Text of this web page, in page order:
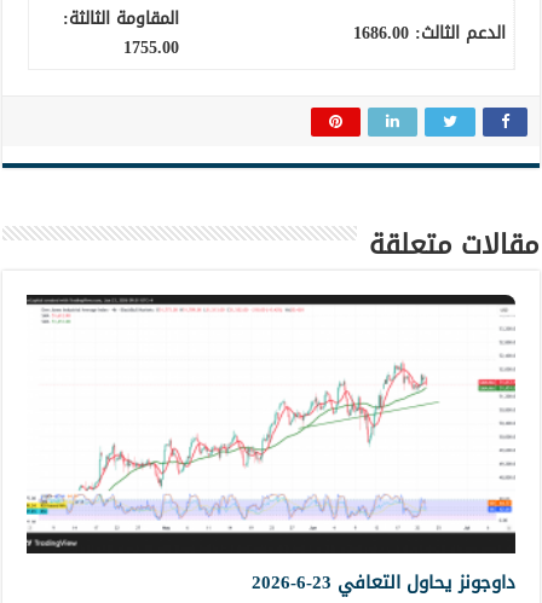
الدعم الثالث:
1686.00
المقاومة الثالثة:
1755.00
مقالات متعلقة
داوجونز يحاول التعافي 23-6-2026